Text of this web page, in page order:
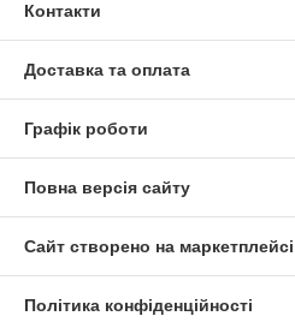
Контакти
Доставка та оплата
Графік роботи
Повна версія сайту
Сайт створено на маркетплейсі
Політика конфіденційності